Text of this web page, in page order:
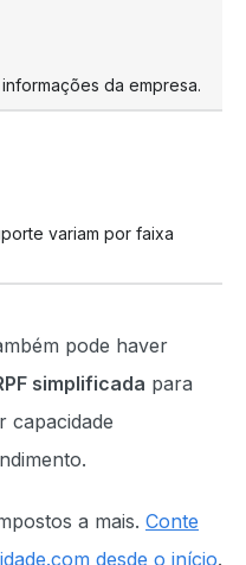
da empresa.
variam por faixa
pode haver
simplificada para
capacidade
a mais. Conte
desde o início.